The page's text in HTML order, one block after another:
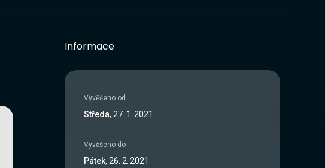
Informace
Vyvěšeno od
Středa, 27. 1 2021
Vyvěšeno do
Pátek, 26 2 2021